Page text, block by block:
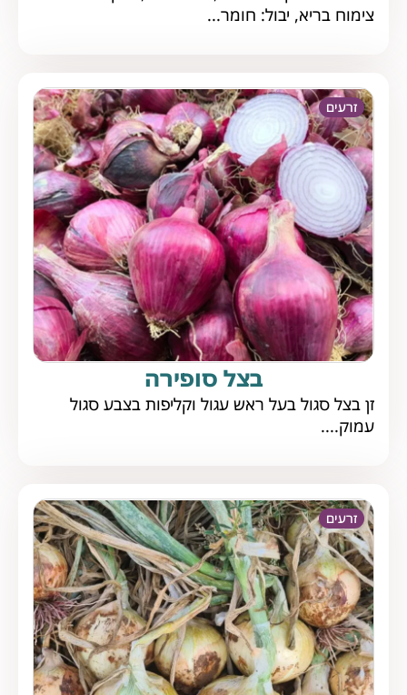
צימוח בריא, יבול: חומר...
זרעים
בצל סופירה
זן בצל סגול בעל ראש עגול וקליפות בצבע סגול
עמוק....
זרעים